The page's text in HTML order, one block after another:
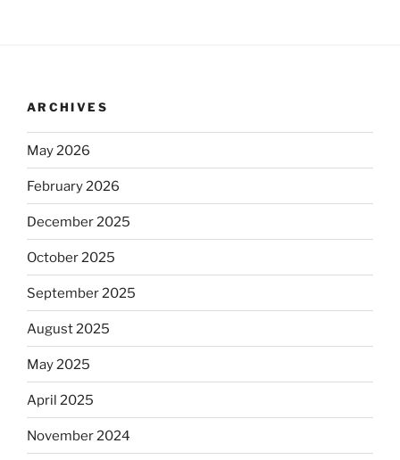
ARCHIVES
May 2026
February 2026
December 2025
October 2025
September 2025
August 2025
May 2025
April 2025
November 2024